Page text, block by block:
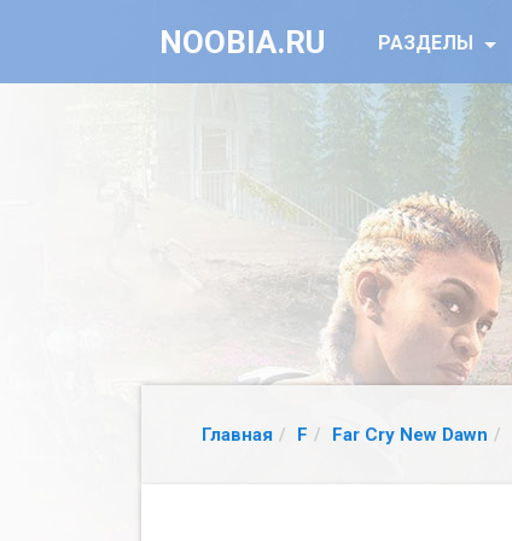
NOOBIA.RU РАЗДЕЛЫ
Главная F Far Cry New Dawn